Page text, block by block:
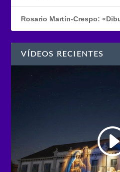
Rosario Martín-Crespo:
VÍDEOS RECIENTES